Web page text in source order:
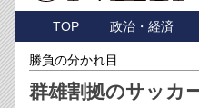
TOP 政治・経済
勝負の分かれ目
群雄割拠のサッカ